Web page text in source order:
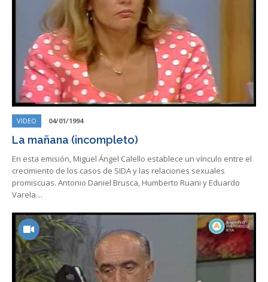
VIDEO 04/01/1994
La mañana (incompleto)
En esta emisión, Miguel Ángel Calello establece un vínculo entre el
crecimiento de los casos de SIDA y las relaciones sexuales
promiscuas. Antonio Daniel Brusca, Humberto Ruani y Eduardo
Varela…